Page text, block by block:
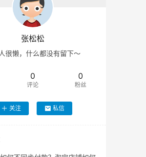
张松松
很懒，什么都没有留下～
0
评论
0
粉丝
关注 私信